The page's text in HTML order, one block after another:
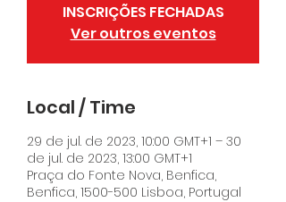
INSCRIÇÕES FECHADAS
Ver outros eventos
Local / Time
29 de jul. de 2023, 10:00 GMT+1 – 30
de jul. de 2023, 13:00 GMT+1
Praça do Fonte Nova, Benfica,
Benfica, 1500-500 Lisboa, Portugal